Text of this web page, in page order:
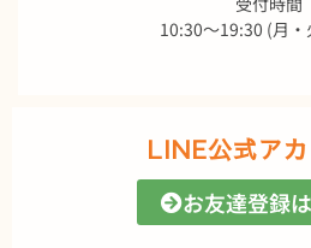
10:30～19:30 (月・
LINE公式ア
お友達登録